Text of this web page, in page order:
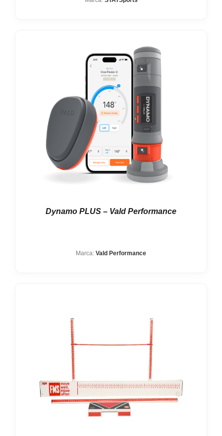
Dynamo PLUS – Vald Performance
Marca: Vald Performance